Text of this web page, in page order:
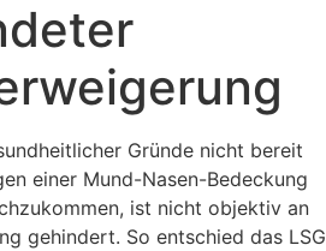
Gründe nicht bereit
einer Mund-Nasen-Bedeckung
ist nicht objektiv an
gehindert. So entschied das LSG